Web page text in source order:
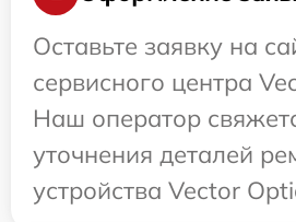
Оставьте заявку на
сервисного центра
Наш оператор
уточнения деталей
устройства Vector